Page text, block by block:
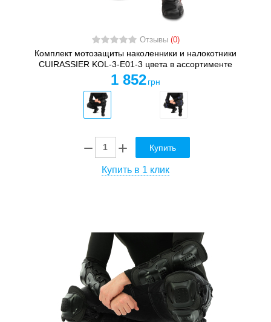
Отзывы (0)
Комплект мотозащиты наколенники и налокотники
CUIRASSIER KOL-3-E01-3 цвета в ассортименте
1 852 грн
Купить
Купить в 1 клик